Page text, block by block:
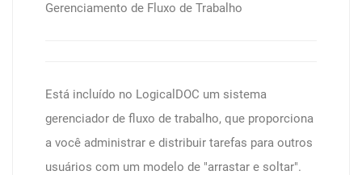
Gerenciamento de Fluxo de Trabalho
Está incluído no LogicalDOC um sistema
gerenciador de fluxo de trabalho, que proporciona
a você administrar e distribuir tarefas para outros
usuários com um modelo de "arrastar e soltar".